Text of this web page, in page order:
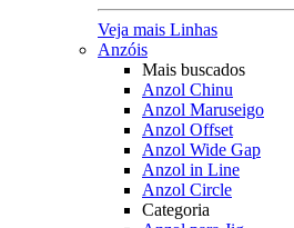
Veja mais Linhas
Anzóis
Mais buscados
Anzol Chinu
Anzol Maruseigo
Anzol Offset
Anzol Wide Gap
Anzol in Line
Anzol Circle
Categoria